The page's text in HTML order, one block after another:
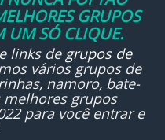
GRUPOS
UM SÓ CLIQUE.
links de grupos de
vários grupos de
namoro, bate-
melhores grupos
para você entrar e